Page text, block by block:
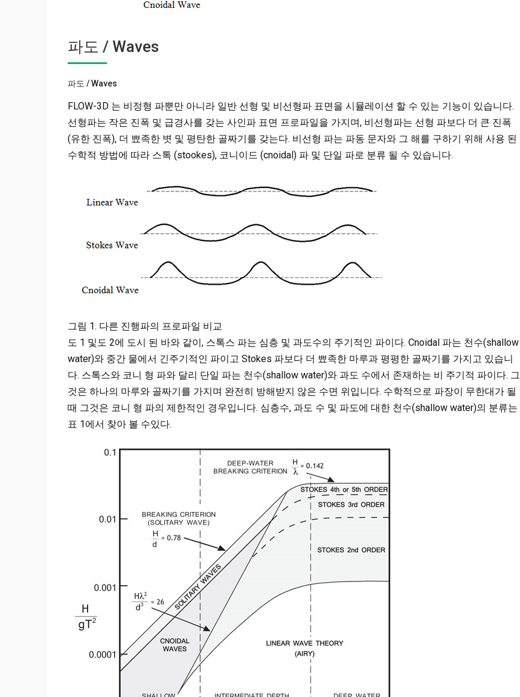
파도 / Waves
파도 / Waves
FLOW-3D 는 비정형 파뿐만 아니라 일반 선형 및 비선형파 표면을 시뮬레이션 할 수 있는 기능이 있습니다.
선형파는 작은 진폭 및 급경사를 갖는 사인파 표면 프로파일을 가지며, 비선형파는 선형 파보다 더 큰 진폭
(유한 진폭), 더 뾰족한 볏 및 평탄한 골짜기를 갖는다. 비선형 파는 파동 문자와 그 해를 구하기 위해 사용 된
수학적 방법에 따라 스톡 (stookes), 코니이드 (cnoidal) 파 및 단일 파로 분류 될 수 있습니다.
그림 1. 다른 진행파의 프로파일 비교
도 1 및도 2에 도시 된 바와 같이, 스톡스 파는 심층 및 과도수의 주기적인 파이다. Cnoidal 파는 천수(shallow
water)와 중간 물에서 긴주기적인 파이고 Stokes 파보다 더 뾰족한 마루과 평평한 골짜기를 가지고 있습니
다. 스톡스와 코니 형 파와 달리 단일 파는 천수(shallow water)와 과도 수에서 존재하는 비 주기적 파이다. 그
것은 하나의 마루와 골짜기를 가지며 완전히 방해받지 않은 수면 위입니다. 수학적으로 파장이 무한대가 될
때 그것은 코니 형 파의 제한적인 경우입니다. 심층수, 과도 수 및 파도에 대한 천수(shallow water)의 분류는
표 1에서 찾아 볼 수있다.